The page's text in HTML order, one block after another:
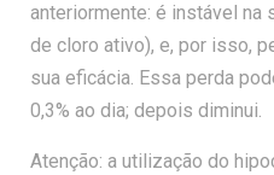
anteriormente: é instável na
de cloro ativo), e, por isso,
sua eficácia. Essa perda
0,3% ao dia; depois diminui.
Atenção: a utilização do